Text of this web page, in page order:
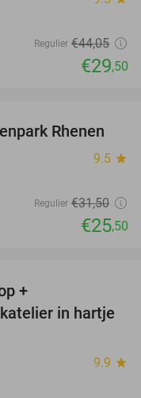
Regulier €44,05
€29,50
19%
Rhenen
9.5 star
Regulier €31,50
€25,50
+
in hartje
9.9 star